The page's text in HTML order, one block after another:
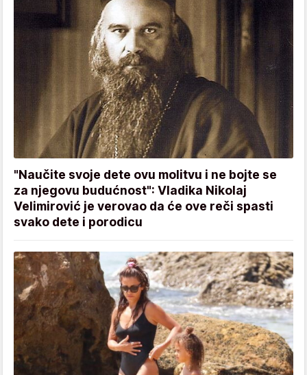
"Naučite svoje dete ovu molitvu i ne bojte se
za njegovu budućnost": Vladika Nikolaj
Velimirović je verovao da će ove reči spasti
svako dete i porodicu